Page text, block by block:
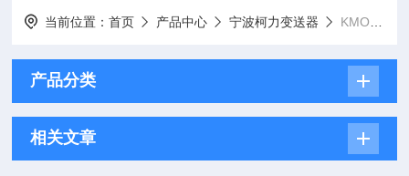
当前位置：首页 产品中心 宁波柯力变送器 KMO4 A8X系列
产品分类
相关文章